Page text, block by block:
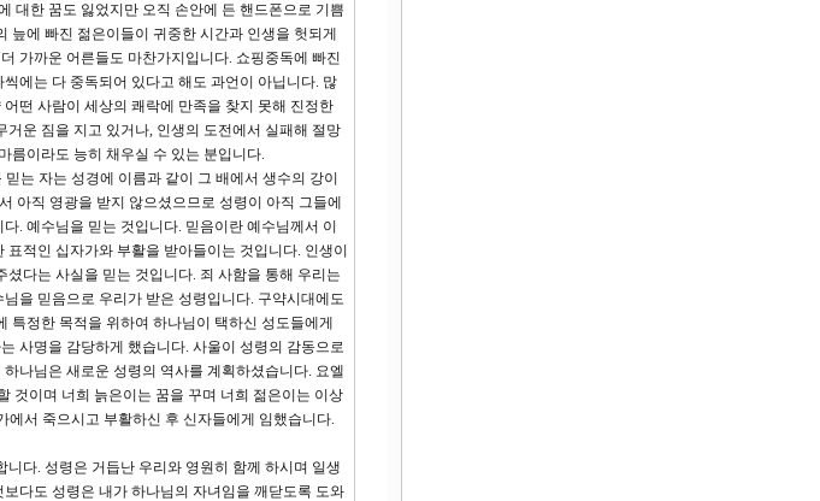
대한 꿈도 잃었지만 오직 손안에 든 핸드폰으로 기쁨
에 빠진 젊은이들이 귀중한 시간과 인생을 헛되게
가까운 어른들도 마찬가지입니다. 쇼핑중독에 빠진
에는 다 중독되어 있다고 해도 과언이 아닙니다. 많
떤 사람이 세상의 쾌락에 만족을 찾지 못해 진정한
운 짐을 지고 있거나, 인생의 도전에서 실패해 절망
름이라도 능히 채우실 수 있는 분입니다.
는 자는 성경에 이름과 같이 그 배에서 생수의 강이
아직 영광을 받지 않으셨으므로 성령이 아직 그들에
. 예수님을 믿는 것입니다. 믿음이란 예수님께서 이
적인 십자가와 부활을 받아들이는 것입니다. 인생이
다는 사실을 믿는 것입니다. 죄 사함을 통해 우리는
을 믿음으로 우리가 받은 성령입니다. 구약시대에도
정한 목적을 위하여 하나님이 택하신 성도들에게
사명을 감당하게 했습니다. 사울이 성령의 감동으로
나님은 새로운 성령의 역사를 계획하셨습니다. 요엘
것이며 너희 늙은이는 꿈을 꾸며 너희 젊은이는 이상
에서 죽으시고 부활하신 후 신자들에게 임했습니다.
다. 성령은 거듭난 우리와 영원히 함께 하시며 일생
다도 성령은 내가 하나님의 자녀임을 깨닫도록 도와